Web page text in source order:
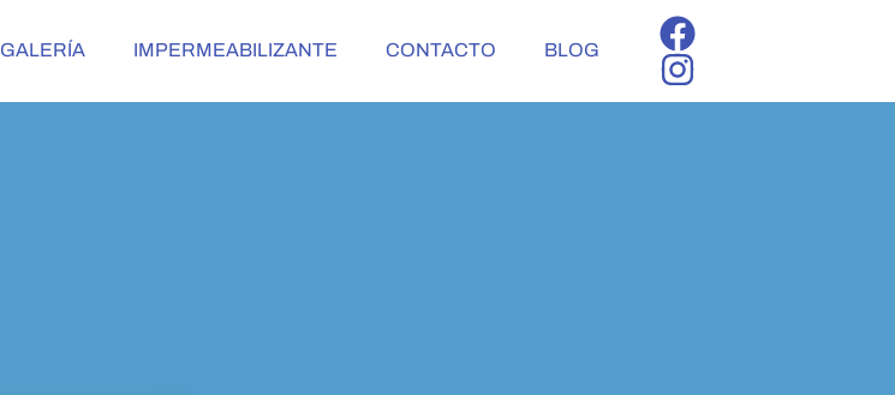
GALERÍA IMPERMEABILIZANTE CONTACTO BLOG